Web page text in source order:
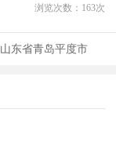
浏览次数： 163次
山东省青岛平度市